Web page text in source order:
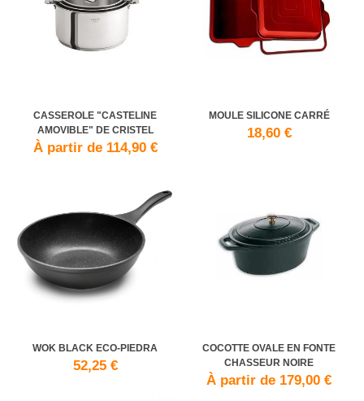
CASSEROLE "CASTELINE
AMOVIBLE" DE CRISTEL
À partir de 114,90 €
MOULE SILICONE CARRÉ
18,60 €
WOK BLACK ECO-PIEDRA
52,25 €
COCOTTE OVALE EN FONTE
CHASSEUR NOIRE
À partir de 179,00 €